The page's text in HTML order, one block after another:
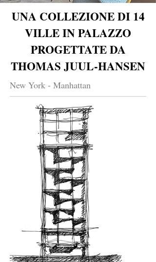
UNA COLLEZIONE DI 14
VILLE IN PALAZZO
PROGETTATE DA
THOMAS JUUL-HANSEN
New York - Manhattan